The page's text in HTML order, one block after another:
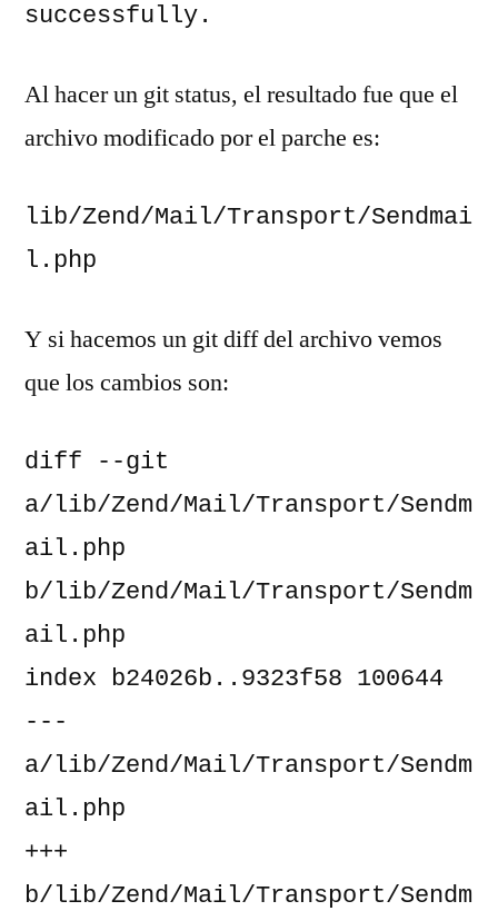
successfully.
Al hacer un git status, el resultado fue que el
archivo modificado por el parche es:
lib/Zend/Mail/Transport/Sendmai
l.php
Y si hacemos un git diff del archivo vemos
que los cambios son:
diff --git
a/lib/Zend/Mail/Transport/Sendm
ail.php
b/lib/Zend/Mail/Transport/Sendm
ail.php
index b24026b..9323f58 100644
---
a/lib/Zend/Mail/Transport/Sendm
ail.php
+++
b/lib/Zend/Mail/Transport/Sendm